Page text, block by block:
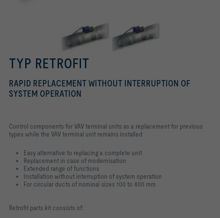
TYP RETROFIT
RAPID REPLACEMENT WITHOUT INTERRUPTION OF
SYSTEM OPERATION
Control components for VAV terminal units as a replacement for previous
types while the VAV terminal unit remains installed
Easy alternative to replacing a complete unit
Replacement in case of modernisation
Extended range of functions
Installation without interruption of system operation
For circular ducts of nominal sizes 100 to 400 mm
Retrofit parts kit consists of: